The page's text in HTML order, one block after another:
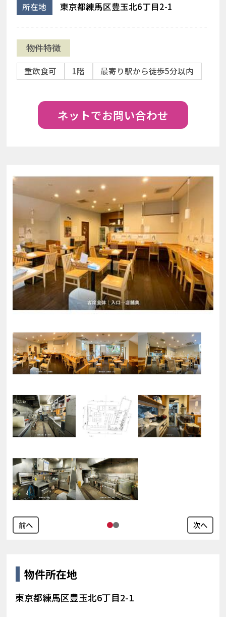
所在地 東京都練馬区豊玉北6丁目2-1
物件特徴
重飲食可 1階 最寄り駅から徒歩5分以内
ネットでお問い合わせ
前へ 次へ
物件所在地
東京都練馬区豊玉北6丁目2-1